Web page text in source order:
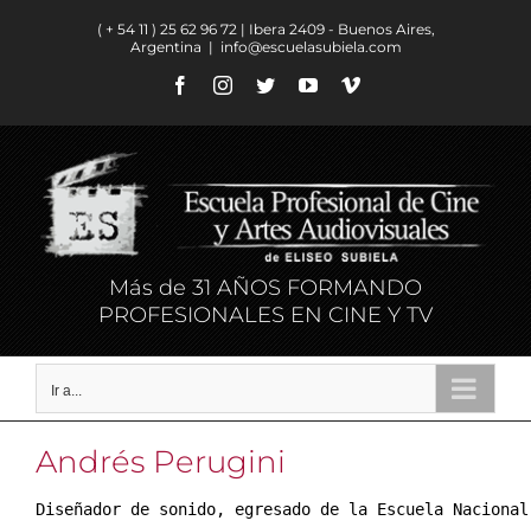
( + 54 11 ) ​25 62 96 72 | Ibera 2409 - Buenos Aires,
Argentina | info@escuelasubiela.com
FacebookInstagram
TwitterYouTubeVimeo
Más de 31 AÑOS FORMANDO
PROFESIONALES EN CINE Y TV
Ir a...
Andrés Perugini
Diseñador de sonido, egresado de la Escuela